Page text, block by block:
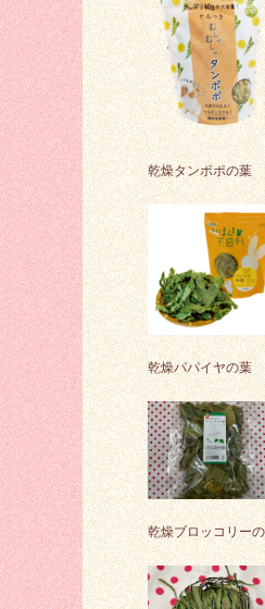
乾燥タンポポの葉
乾燥パパイヤの葉
乾燥ブロッコリー